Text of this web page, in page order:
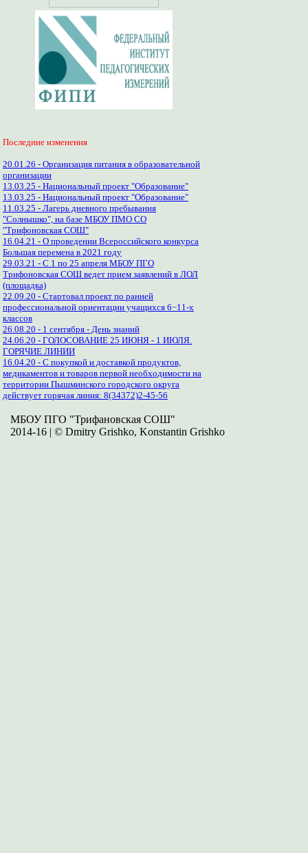
Последние изменения
20.01.26 - Организация питания в образовательной
организации
13.03.25 - Национальный проект "Образование"
13.03.25 - Национальный проект "Образование"
11.03.25 - Лагерь дневного пребывания
"Солнышко", на базе МБОУ ПМО СО
"Трифоновская СОШ"
16.04.21 - О проведении Всероссийского конкурса
Большая перемена в 2021 году
29.03.21 - С 1 по 25 апреля МБОУ ПГО
Трифоновская СОШ ведет прием заявлений в ЛОЛ
(площадка)
22.09.20 - Стартовал проект по ранней
профессиональной ориентации учащихся 6−11-х
классов
26.08.20 - 1 сентября - День знаний
24.06.20 - ГОЛОСОВАНИЕ 25 ИЮНЯ - 1 ИЮЛЯ.
ГОРЯЧИЕ ЛИНИИ
16.04.20 - С покупкой и доставкой продуктов,
медикаментов и товаров первой необходимости на
территории Пышминского городского округа
действует горячая линия: 8(34372)2-45-56
МБОУ ПГО "Трифановская СОШ"
2014-16 | © Dmitry Grishko, Konstantin Grishko